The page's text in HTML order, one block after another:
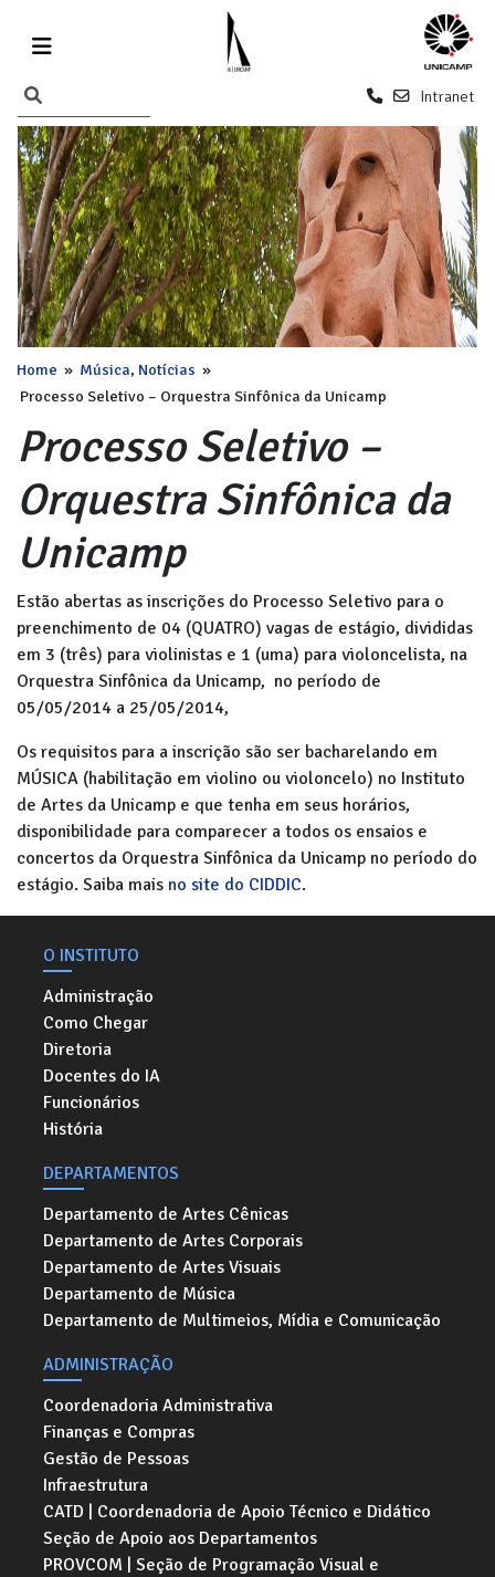
Intranet
Home » Música, Notícias »
Processo Seletivo – Orquestra Sinfônica da Unicamp
Processo Seletivo –
Orquestra Sinfônica da
Unicamp
Estão abertas as inscrições do Processo Seletivo para o
preenchimento de 04 (QUATRO) vagas de estágio, divididas
em 3 (três) para violinistas e 1 (uma) para violoncelista, na
Orquestra Sinfônica da Unicamp, no período de
05/05/2014 a 25/05/2014,
Os requisitos para a inscrição são ser bacharelando em
MÚSICA (habilitação em violino ou violoncelo) no Instituto
de Artes da Unicamp e que tenha em seus horários,
disponibilidade para comparecer a todos os ensaios e
concertos da Orquestra Sinfônica da Unicamp no período do
estágio. Saiba mais no site do CIDDIC.
O INSTITUTO
Administração
Como Chegar
Diretoria
Docentes do IA
Funcionários
História
DEPARTAMENTOS
Departamento de Artes Cênicas
Departamento de Artes Corporais
Departamento de Artes Visuais
Departamento de Música
Departamento de Multimeios, Mídia e Comunicação
ADMINISTRAÇÃO
Coordenadoria Administrativa
Finanças e Compras
Gestão de Pessoas
Infraestrutura
CATD | Coordenadoria de Apoio Técnico e Didático
Seção de Apoio aos Departamentos
PROVCOM | Seção de Programação Visual e